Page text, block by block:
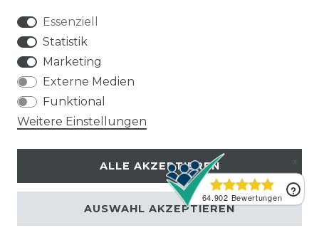
Split Sets
Klimaanlagen
ImpressumWiderrufDatenschutz AGB Kontakt
© Copyright 2026 | Alle Rechte vorbehalten.
Essenziell
Statistik
Marketing
Externe Medien
Funktional
Weitere Einstellungen
ALLE AKZEPTIEREN
AUSWAHL AKZEPTIEREN